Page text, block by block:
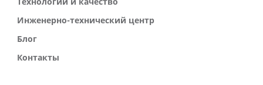
Инженерно-технический центр
Блог
Контакты